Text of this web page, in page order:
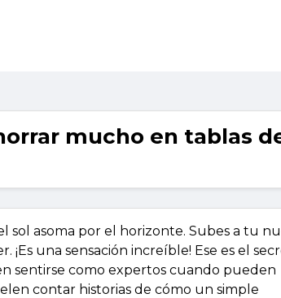
mucho en tablas
sol asoma por el horizonte. Subes a tu
una sensación increíble! Ese es el
sentirse como expertos cuando pueden
contar historias de cómo un simple